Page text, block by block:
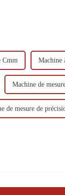
Cmm Machine
Machine de
de mesure de